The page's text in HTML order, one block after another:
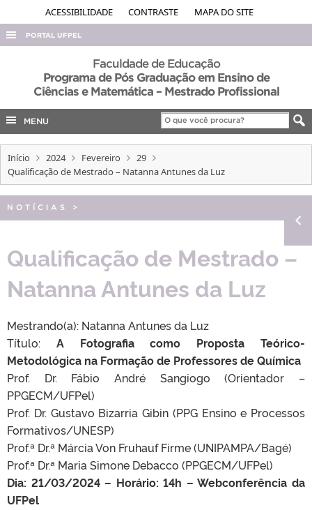
ACESSIBILIDADE CONTRASTE MAPA DO SITE
PORTAL UFPEL
ACESSO À INFORMAÇÃO
AUDITORIA
EDITAIS
INTERNACIONAL
Faculdade de Educação
Programa de Pós Graduação em Ensino de
Ciências e Matemática – Mestrado Profissional
MENU
Início 2024 Fevereiro
29
Qualificação de Mestrado – Natanna Antunes da Luz
NOTÍCIAS >
Qualificação de Mestrado –
Natanna Antunes da Luz
Mestrando(a): Natanna Antunes da Luz
Título: A Fotografia como Proposta Teórico-
Metodológica na Formação de Professores de Química
Prof. Dr. Fábio André Sangiogo (Orientador –
PPGECM/UFPel)
Prof. Dr. Gustavo Bizarria Gibin (PPG Ensino e Processos
Formativos/UNESP)
Prof.ª Dr.ª Márcia Von Fruhauf Firme (UNIPAMPA/Bagé)
Prof.ª Dr.ª Maria Simone Debacco (PPGECM/UFPel)
Dia: 21/03/2024 – Horário: 14h – Webconferência da
UFPel